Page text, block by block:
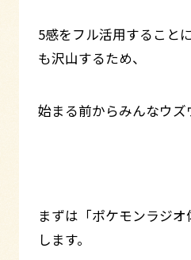
5感をフル活用すること
も沢山するため、
始まる前からみんなウ
まずは「ポケモンラジ
します。